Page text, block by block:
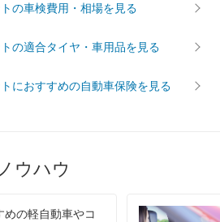
装備詳細を見る 装備
の車検費用・相場を見る
の適合タイヤ・車用品を見る
におすすめの自動車保険を見る
ウハウ
めの軽自動車やコ